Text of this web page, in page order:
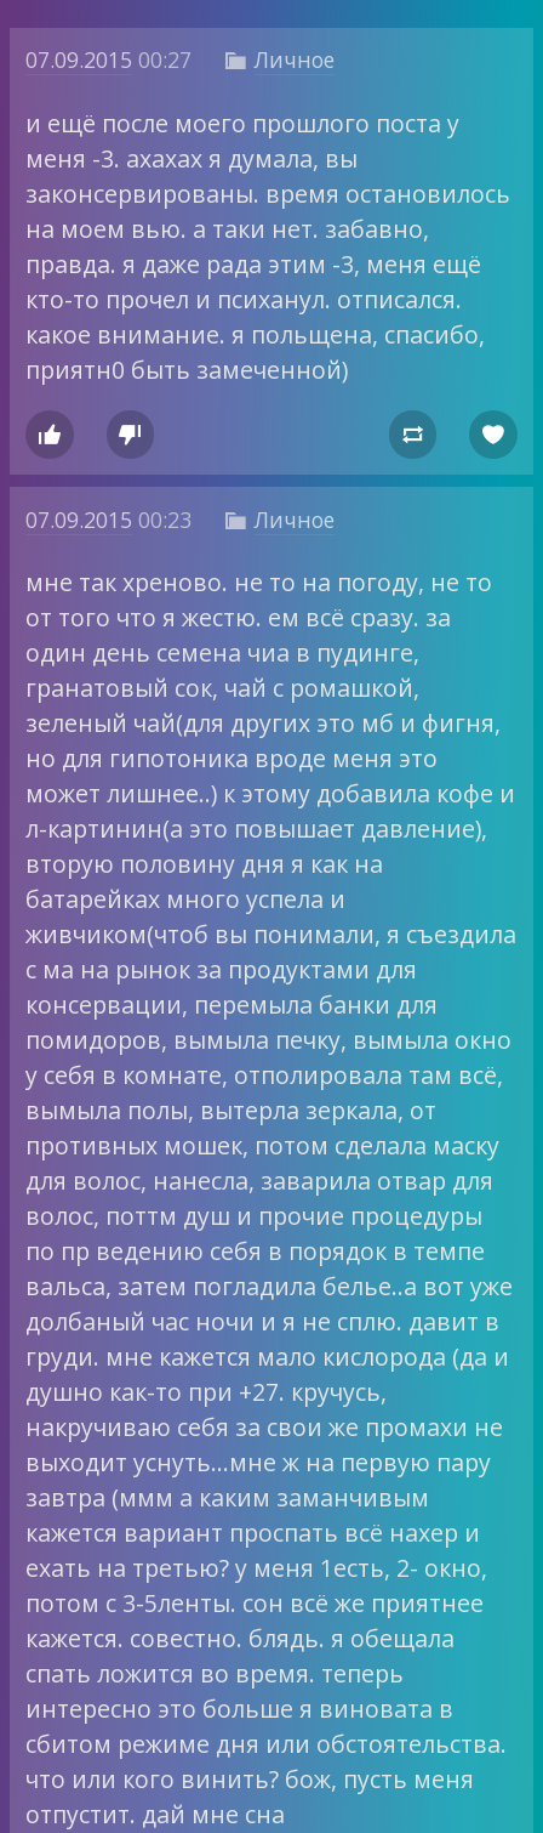
07.09.2015 00:27  Личное
и ещё после моего прошлого поста у
меня -3. ахахах я думала, вы
законсервированы. время остановилось
на моем вью. а таки нет. забавно,
правда. я даже рада этим -3, меня ещё
кто-то прочел и психанул. отписался.
какое внимание. я польщена, спасибо,
приятн0 быть замеченной)
   
07.09.2015 00:23  Личное
мне так хреново. не то на погоду, не то
от того что я жестю. ем всё сразу. за
один день семена чиа в пудинге,
гранатовый сок, чай с ромашкой,
зеленый чай(для других это мб и фигня,
но для гипотоника вроде меня это
может лишнее..) к этому добавила кофе и
л-картинин(а это повышает давление),
вторую половину дня я как на
батарейках много успела и
живчиком(чтоб вы понимали, я съездила
с ма на рынок за продуктами для
консервации, перемыла банки для
помидоров, вымыла печку, вымыла окно
у себя в комнате, отполировала там всё,
вымыла полы, вытерла зеркала, от
противных мошек, потом сделала маску
для волос, нанесла, заварила отвар для
волос, поттм душ и прочие процедуры
по пр ведению себя в порядок в темпе
вальса, затем погладила белье..а вот уже
долбаный час ночи и я не сплю. давит в
груди. мне кажется мало кислорода (да и
душно как-то при +27. кручусь,
накручиваю себя за свои же промахи не
выходит уснуть…мне ж на первую пару
завтра (ммм а каким заманчивым
кажется вариант проспать всё нахер и
ехать на третью? у меня 1есть, 2- окно,
потом с 3-5ленты. сон всё же приятнее
кажется. совестно. блядь. я обещала
спать ложится во время. теперь
интересно это больше я виновата в
сбитом режиме дня или обстоятельства.
что или кого винить? бож, пусть меня
отпустит. дай мне сна